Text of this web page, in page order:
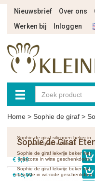
Nieuwsbrief Over ons
Werken bij
Inloggen
Home > Sophie de giraf >
Sophie de Giraf
Sophie de giraf siliconen beker in
witte geschenkdoos
€ 9,99
Sophie de giraf lekvrije beker met
mascotte in witte geschenkdoos
€ 15,99
Sophie de giraf lekvrije beker met
mascotte in wit-rode geschenkdoos